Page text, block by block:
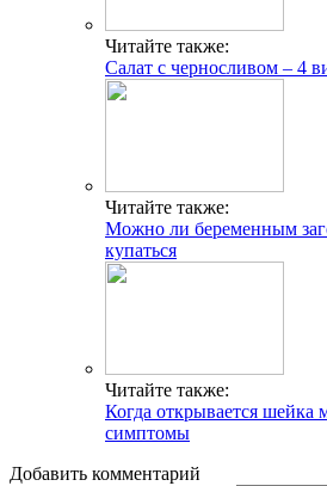
Читайте также:
Салат с черносливом – 4
Читайте также:
Можно ли беременным
купаться
Читайте также:
Когда открывается шейка
симптомы
Добавить комментарий